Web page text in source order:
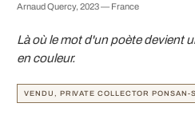
Arnaud Quercy, 2023 — France
Là où le mot d'un poète devient
en couleur.
VENDU, PRIVATE COLLECTOR PONSAN-